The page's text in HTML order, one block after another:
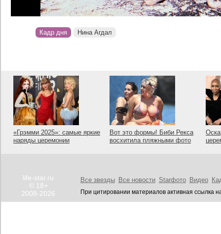
Кадр дня Нина Агдал
«Грэмми 2025»: самые яркие
наряды церемонии
Вот это формы! Биби Рекса
восхитила пляжными фото
life-star.ru
© 18+
2008-2026
Все звезды Все новости Starфото Видео
При цитировании материалов активная ссылка